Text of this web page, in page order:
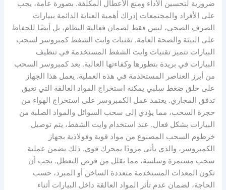
ضرورية لتحسين الأداء ومنع الأعطال المكلفة. بصورة عامة، يجب
على الأفراد والمجتمعات إدراك أهمية العناية الدائمة ببيارات
الصرف الصحي، ليس فقط لضمان فعالية النظام، بل أيضًا للحفاظ
على البيئة والصحة العامة. تقنيات وايت الشفط كمبروسر لسحب
البيارات تتميز تقنيات وايت الشفط المستخدمة في تنظيف
البيارات في بريدة بتطورها وكفاءتها العالية. يعد كمبروسر السحب
من أبرز العناصر المستخدمة في هذه العملية. يعمل هذا الجهاز
على خلق ضغط سلبي يمكنه استخراج المواد العالقة التي تعيق
تدفق المجاري. يعتمد عمل الكمبروسر على استخراج الهواء من
حجرة السحب، مما يؤدي إلى سحب السوائل والمواد الصلبة من
البيارات بشكل فعال. عند استخدام وايت الشفط، يتم توصيل
خرطوم السحب المصنوع من مواد قوية وفولاذية بجهاز
الكمبروسر، والذي يأتي مزودًا بمحرك قوي. ذلك يضمن عملية
سحب مستمرة وسلسة، مما يقلل من فرص التعطل. يجب أن
تكون المعدات المستخدمة متعددة الساخن أو المبرد، حسب
الحاجة، لضمان عدم تأثر المواد العالقة داخل البيارات أثناء